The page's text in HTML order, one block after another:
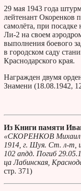
29 мая 1943 года
лейтенант Окоренков
самолёта, при
Ли-2 на своем
выполнения боевого
в городском саду
Краснодарского края.
Награжден двумя
Знамени (18.08.1942,
Из Книги памяти
«СКОРЕНКОВ Михаил
1914, г. Шуя. Ст. л-т,
102 апдд. Погиб
ца Лабинская,
стр. 371)